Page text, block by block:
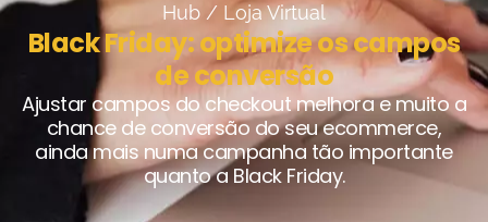
Hub / Loja Virtual
Black Friday: optimize os campos
de conversão
Ajustar campos do checkout melhora e muito a
chance de conversão do seu ecommerce,
ainda mais numa campanha tão importante
quanto a Black Friday.